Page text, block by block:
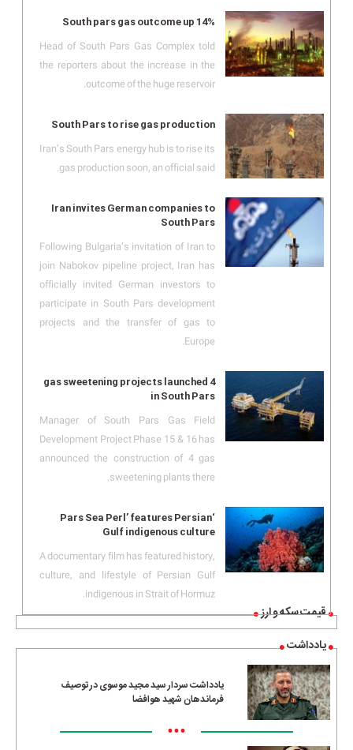
قیمت سکه و ارز
یادداشت
یادداشت سردار سید مجید موسوی در توصیف
فرماندهان شهید هوافضا
•••
South pars gas outcome up 14%
Head of South Pars Gas Complex told
the reporters about the increase in the
outcome of the huge reservoir.
South Pars to rise gas production
Iran’s South Pars energy hub is to rise its
gas production soon, an official said.
Iran invites German companies to
South Pars
Following Bulgaria’s invitation of Iran to
join Nabokov pipeline project, Iran has
officially invited German investors to
participate in South Pars development
projects and the transfer of gas to
Europe.
4 gas sweetening projects launched
in South Pars
Manager of South Pars Gas Field
Development Project Phase 15 & 16 has
announced the construction of 4 gas
sweetening plants there.
‘Pars Sea Perl’ features Persian
Gulf indigenous culture
A documentary film has featured history,
culture, and lifestyle of Persian Gulf
indigenous in Strait of Hormuz.